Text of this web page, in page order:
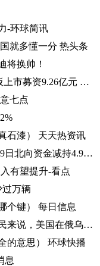
-环球简讯
就多懂一分 热头条
将换帅！
IPO动态：天箭惯性拟在上交所科创板上市募资9.26亿元 全球新动态
七点
石漆） 天天热资讯
全球快讯:中瓷电子（003031）：6月29日北向资金减持4.95万股
有望提升-看点
万辆
个键） 每日信息
美总统候选人小肯尼迪：对乌克兰人民来说，美国在俄乌中扮演的角色很糟糕
的意思） 环球快播
息